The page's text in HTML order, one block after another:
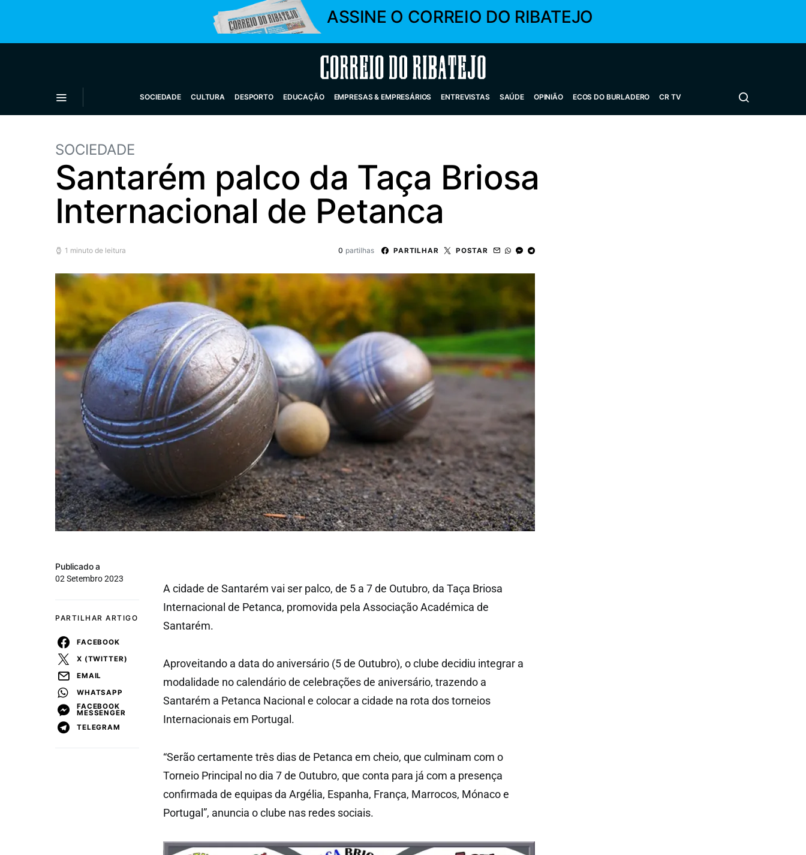
ASSINE O CORREIO DO RIBATEJO
Correio do Ribatejo
SOCIEDADE CULTURA DESPORTO EDUCAÇÃO EMPRESAS & EMPRESÁRIOS ENTREVISTAS SAÚDE OPINIÃO ECOS DO BURLADERO CR TV
SOCIEDADE
Santarém palco da Taça Briosa
Internacional de Petanca
1 minuto de leitura 0 partilhas PARTILHAR POSTAR
Publicado a
02 Setembro 2023
PARTILHAR ARTIGO
FACEBOOK
X (TWITTER)
EMAIL
WHATSAPP
FACEBOOK
MESSENGER
TELEGRAM
A cidade de Santarém vai ser palco, de 5 a 7 de Outubro, da Taça Briosa
Internacional de Petanca, promovida pela Associação Académica de
Santarém.
Aproveitando a data do aniversário (5 de Outubro), o clube decidiu integrar a
modalidade no calendário de celebrações de aniversário, trazendo a
Santarém a Petanca Nacional e colocar a cidade na rota dos torneios
Internacionais em Portugal.
“Serão certamente três dias de Petanca em cheio, que culminam com o
Torneio Principal no dia 7 de Outubro, que conta para já com a presença
confirmada de equipas da Argélia, Espanha, França, Marrocos, Mónaco e
Portugal”, anuncia o clube nas redes sociais.